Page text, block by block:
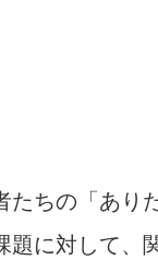
たちの「あり
題に対して、